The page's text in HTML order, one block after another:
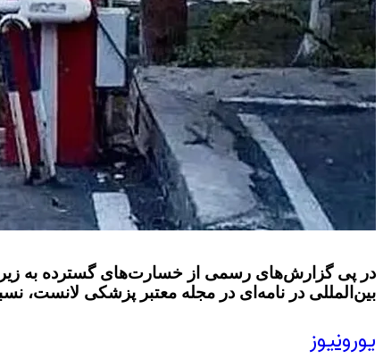
در پی گزارش‌های رسمی از خسارت‌های گسترده به
بین‌المللی در نامه‌ای در مجله معتبر پزشکی لانست،
یورونیوز